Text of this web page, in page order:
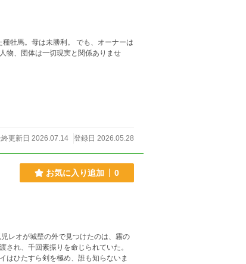
牡馬。母は未勝利。 でも、オーナーは
終更新日 2026.07.14 登録日 2026.05.28
お気に入り追加 0
レオが城壁の外で見つけたのは、霧の
れ、千回素振りを命じられていた。
はひたすら剣を極め、誰も知らないま